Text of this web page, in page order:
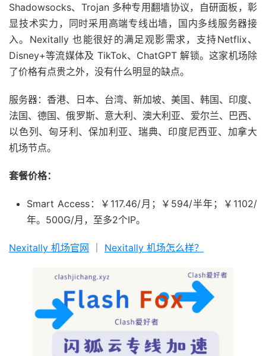
Shadowsocks、Trojan 多种专用翻墙协议，自研面板，彰
显技术实力，同时采用高端专线出墙，国内多线服务器接
入。Nexitally 也能很好的满足观影需求，支持Netflix、
Disney+等流媒体及 TikTok、ChatGPT 解锁。这家机场除
了价格有点贵之外，没有什么明显的缺点。
服务器：香港、日本、台湾、新加坡、美国、韩国、印度、
法国、德国、俄罗斯、意大利、澳大利亚、爱尔兰、巴西、
以色列、匈牙利、保加利亚、瑞典、印度尼西亚、加拿大
机场节点。
套餐价格：
Smart Access：￥117.46/月；￥594/半年；￥1102/
年。500G/月，至多2个IP。
Nexitally 机场官网 Nexitally 机场怎么样？